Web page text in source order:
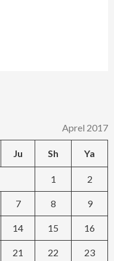
Aprel 2017
Ju Sh Ya
1 2
7 8 9
14 15 16
21 22 23